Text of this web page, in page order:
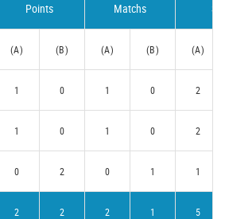
Points Matchs
(A) (B) (A) (B) (A)
1 0 1 0 2
1 0 1 0 2
0 2 0 1 1
2 2 2 1 5